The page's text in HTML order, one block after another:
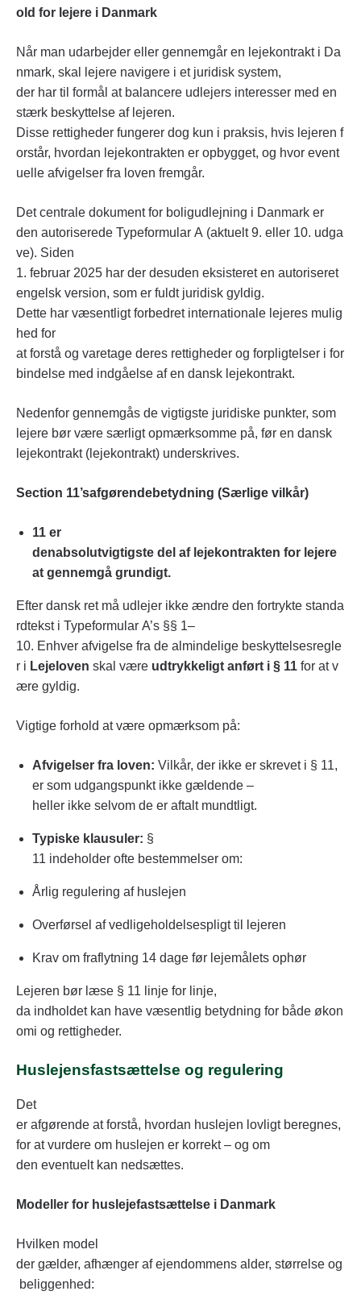
old for lejere i Danmark
Når man udarbejder eller gennemgår en lejekontrakt i Da
nmark, skal lejere navigere i et juridisk system,
der har til formål at balancere udlejers interesser med en
stærk beskyttelse af lejeren.
Disse rettigheder fungerer dog kun i praksis, hvis lejeren f
orstår, hvordan lejekontrakten er opbygget, og hvor event
uelle afvigelser fra loven fremgår.
Det centrale dokument for boligudlejning i Danmark er
den autoriserede Typeformular A (aktuelt 9. eller 10. udga
ve). Siden
1. februar 2025 har der desuden eksisteret en autoriseret
engelsk version, som er fuldt juridisk gyldig.
Dette har væsentligt forbedret internationale lejeres mulig
hed for
at forstå og varetage deres rettigheder og forpligtelser i for
bindelse med indgåelse af en dansk lejekontrakt.
Nedenfor gennemgås de vigtigste juridiske punkter, som
lejere bør være særligt opmærksomme på, før en dansk
lejekontrakt (lejekontrakt) underskrives.
Section 11’safgørendebetydning (Særlige vilkår)
11 er
denabsolutvigtigste del af lejekontrakten for lejere
at gennemgå grundigt.
Efter dansk ret må udlejer ikke ændre den fortrykte standa
rdtekst i Typeformular A’s §§ 1–
10. Enhver afvigelse fra de almindelige beskyttelsesregle
r i Lejeloven skal være udtrykkeligt anført i § 11 for at v
ære gyldig.
Vigtige forhold at være opmærksom på:
Afvigelser fra loven: Vilkår, der ikke er skrevet i § 11,
er som udgangspunkt ikke gældende –
heller ikke selvom de er aftalt mundtligt.
Typiske klausuler: §
11 indeholder ofte bestemmelser om:
Årlig regulering af huslejen
Overførsel af vedligeholdelsespligt til lejeren
Krav om fraflytning 14 dage før lejemålets ophør
Lejeren bør læse § 11 linje for linje,
da indholdet kan have væsentlig betydning for både økon
omi og rettigheder.
Huslejensfastsættelse og regulering
Det
er afgørende at forstå, hvordan huslejen lovligt beregnes,
for at vurdere om huslejen er korrekt – og om
den eventuelt kan nedsættes.
Modeller for huslejefastsættelse i Danmark
Hvilken model
der gælder, afhænger af ejendommens alder, størrelse og
beliggenhed: